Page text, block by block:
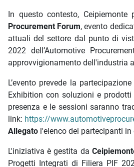
In questo contesto, Ceipiemonte
Procurement Forum, evento
attuali del settore dal punto di
2022 dell’Automotive
approvvigionamento dell'industria
L’evento prevede la
Exhibition con soluzioni e
presenza e le sessioni saranno
link: https://
Allegato l'elenco dei partecipanti
L'iniziativa è gestita da
Progetti Integrati di Filiera PIF